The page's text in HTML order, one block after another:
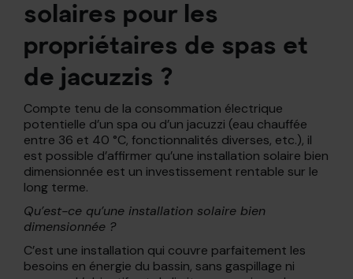
solaires pour les
propriétaires de spas et
de jacuzzis ?
Compte tenu de la consommation électrique
potentielle d’un spa ou d’un jacuzzi (eau chauffée
entre 36 et 40 °C, fonctionnalités diverses, etc.), il
est possible d’affirmer qu’une installation solaire bien
dimensionnée est un investissement rentable sur le
long terme.
Qu’est-ce qu’une installation solaire bien
dimensionnée ?
C’est une installation qui couvre parfaitement les
besoins en énergie du bassin, sans gaspillage ni